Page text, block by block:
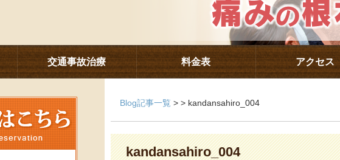
交通事故治療 料金表 アクセス
Blog記事一覧 > > kandansahiro_004
kandansahiro_004